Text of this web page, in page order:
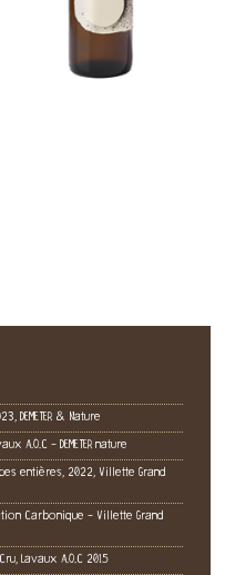
DEMETER & Nature
A.O.C - DEMETER nature
entières, 2022, Villette Grand
Carbonique - Villette Grand
Lavaux A.O.C 2015